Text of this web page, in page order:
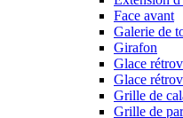
Face avant
Galerie de
Girafon
Glace
Glace
Grille de
Grille de